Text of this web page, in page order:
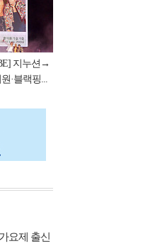
지누션→
·블랙핑...
요제 출신